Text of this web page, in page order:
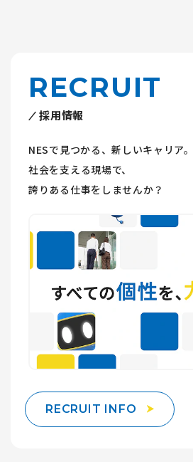
RECRUIT
採用情報
NESで見つかる、新しいキャリア。
社会を支える現場で、
誇りある仕事をしませんか？
RECRUIT INFO